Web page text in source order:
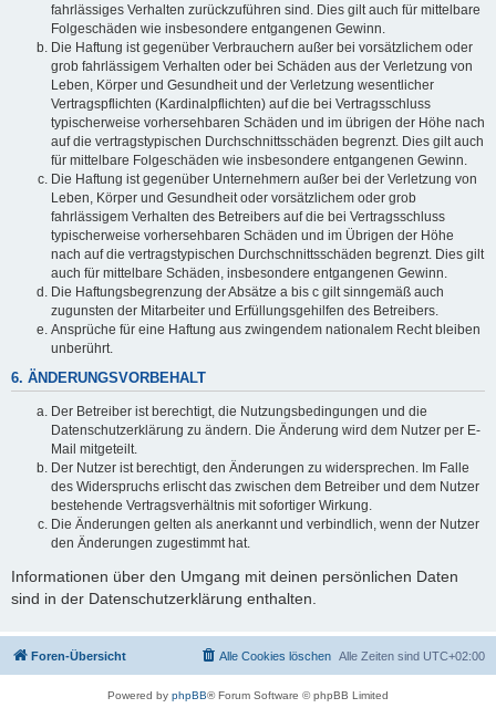
fahrlässiges Verhalten zurückzuführen sind. Dies gilt auch für mittelbare
Folgeschäden wie insbesondere entgangenen Gewinn.
Die Haftung ist gegenüber Verbrauchern außer bei vorsätzlichem oder
grob fahrlässigem Verhalten oder bei Schäden aus der Verletzung von
Leben, Körper und Gesundheit und der Verletzung wesentlicher
Vertragspflichten (Kardinalpflichten) auf die bei Vertragsschluss
typischerweise vorhersehbaren Schäden und im übrigen der Höhe nach
auf die vertragstypischen Durchschnittsschäden begrenzt. Dies gilt auch
für mittelbare Folgeschäden wie insbesondere entgangenen Gewinn.
Die Haftung ist gegenüber Unternehmern außer bei der Verletzung von
Leben, Körper und Gesundheit oder vorsätzlichem oder grob
fahrlässigem Verhalten des Betreibers auf die bei Vertragsschluss
typischerweise vorhersehbaren Schäden und im Übrigen der Höhe
nach auf die vertragstypischen Durchschnittsschäden begrenzt. Dies gilt
auch für mittelbare Schäden, insbesondere entgangenen Gewinn.
Die Haftungsbegrenzung der Absätze a bis c gilt sinngemäß auch
zugunsten der Mitarbeiter und Erfüllungsgehilfen des Betreibers.
Ansprüche für eine Haftung aus zwingendem nationalem Recht bleiben
unberührt.
6. ÄNDERUNGSVORBEHALT
Der Betreiber ist berechtigt, die Nutzungsbedingungen und die
Datenschutzerklärung zu ändern. Die Änderung wird dem Nutzer per E-
Mail mitgeteilt.
Der Nutzer ist berechtigt, den Änderungen zu widersprechen. Im Falle
des Widerspruchs erlischt das zwischen dem Betreiber und dem Nutzer
bestehende Vertragsverhältnis mit sofortiger Wirkung.
Die Änderungen gelten als anerkannt und verbindlich, wenn der Nutzer
den Änderungen zugestimmt hat.
Informationen über den Umgang mit deinen persönlichen Daten
sind in der Datenschutzerklärung enthalten.
Foren-Übersicht Alle Zeiten sind UTC+02:00
Alle Cookies löschen
Powered by phpBB® Forum Software © phpBB Limited